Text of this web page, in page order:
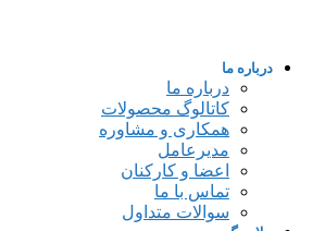
درباره ما
درباره ما
کاتالوگ محصولات
همکاری و مشاوره
مدیرعامل
اعضا و کارکنان
تماس با ما
سوالات متداول